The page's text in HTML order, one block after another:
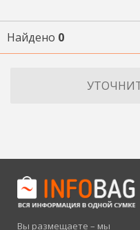
Найдено 0
Вы размещаете – мы